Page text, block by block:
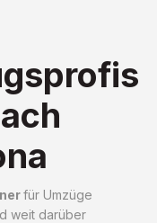
für Umzüge
weit darüber